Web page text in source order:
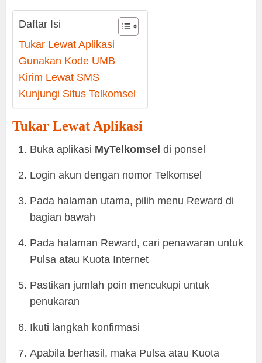
Daftar Isi
Tukar Lewat Aplikasi
Gunakan Kode UMB
Kirim Lewat SMS
Kunjungi Situs Telkomsel
Tukar Lewat Aplikasi
Buka aplikasi MyTelkomsel di ponsel
Login akun dengan nomor Telkomsel
Pada halaman utama, pilih menu Reward di
bagian bawah
Pada halaman Reward, cari penawaran untuk
Pulsa atau Kuota Internet
Pastikan jumlah poin mencukupi untuk
penukaran
Ikuti langkah konfirmasi
Apabila berhasil, maka Pulsa atau Kuota